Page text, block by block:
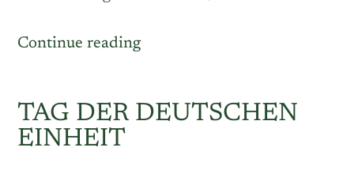
Continue reading„Frische
TAG DER DEUTSCHEN
EINHEIT